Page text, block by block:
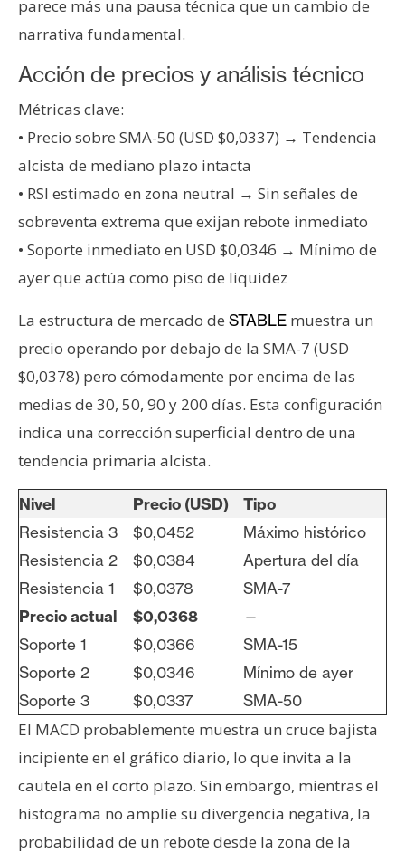
parece más una pausa técnica que un cambio de
narrativa fundamental.
Acción de precios y análisis técnico
Métricas clave:
• Precio sobre SMA-50 (USD $0,0337) → Tendencia
alcista de mediano plazo intacta
• RSI estimado en zona neutral → Sin señales de
sobreventa extrema que exijan rebote inmediato
• Soporte inmediato en USD $0,0346 → Mínimo de
ayer que actúa como piso de liquidez
La estructura de mercado de STABLE muestra un
precio operando por debajo de la SMA-7 (USD
$0,0378) pero cómodamente por encima de las
medias de 30, 50, 90 y 200 días. Esta configuración
indica una corrección superficial dentro de una
tendencia primaria alcista.
Nivel Precio (USD)
Tipo
Resistencia 3
$0,0452
Máximo histórico
Resistencia 2
$0,0384
Apertura del día
Resistencia 1
$0,0378
SMA-7
Precio actual
$0,0368
—
Soporte 1
$0,0366
SMA-15
Soporte 2
$0,0346
Mínimo de ayer
Soporte 3
$0,0337 SMA-50
El MACD probablemente muestra un cruce bajista
incipiente en el gráfico diario, lo que invita a la
cautela en el corto plazo. Sin embargo, mientras el
histograma no amplíe su divergencia negativa, la
probabilidad de un rebote desde la zona de la